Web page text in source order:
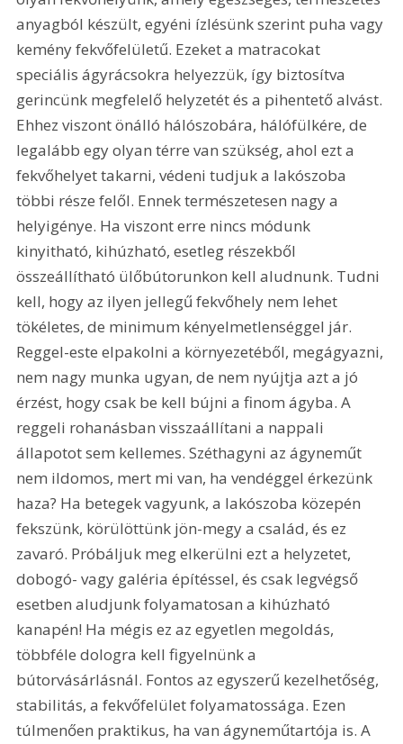
anyagból készült, egyéni ízlésünk szerint puha vagy
kemény fekvőfelületű. Ezeket a matracokat
speciális ágyrácsokra helyezzük, így biztosítva
gerincünk megfelelő helyzetét és a pihentető alvást.
Ehhez viszont önálló hálószobára, hálófülkére, de
legalább egy olyan térre van szükség, ahol ezt a
fekvőhelyet takarni, védeni tudjuk a lakószoba
többi része felől. Ennek természetesen nagy a
helyigénye. Ha viszont erre nincs módunk
kinyitható, kihúzható, esetleg részekből
összeállítható ülőbútorunkon kell aludnunk. Tudni
kell, hogy az ilyen jellegű fekvőhely nem lehet
tökéletes, de minimum kényelmetlenséggel jár.
Reggel-este elpakolni a környezetéből, megágyazni,
nem nagy munka ugyan, de nem nyújtja azt a jó
érzést, hogy csak be kell bújni a finom ágyba. A
reggeli rohanásban visszaállítani a nappali
állapotot sem kellemes. Széthagyni az ágyneműt
nem ildomos, mert mi van, ha vendéggel érkezünk
haza? Ha betegek vagyunk, a lakószoba közepén
fekszünk, körülöttünk jön-megy a család, és ez
zavaró. Próbáljuk meg elkerülni ezt a helyzetet,
dobogó- vagy galéria építéssel, és csak legvégső
esetben aludjunk folyamatosan a kihúzható
kanapén! Ha mégis ez az egyetlen megoldás,
többféle dologra kell figyelnünk a
bútorvásárlásnál. Fontos az egyszerű kezelhetőség,
stabilitás, a fekvőfelület folyamatossága. Ezen
túlmenően praktikus, ha van ágyneműtartója is. A